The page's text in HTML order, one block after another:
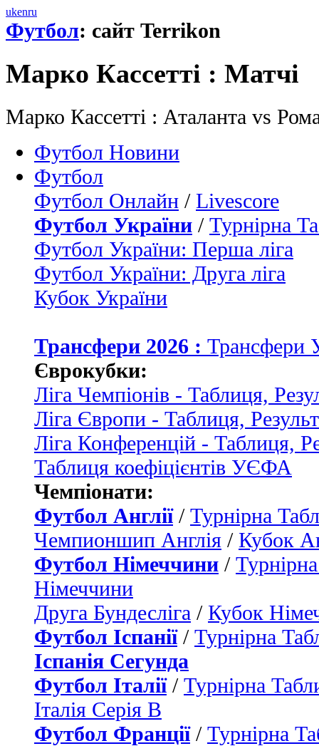
ukenru
Футбол: сайт Terrikon
Марко Кассеттi : Матчi
Марко Кассеттi : Аталанта vs
Футбол Новини
Футбол
Футбол Онлайн / Livescore
Футбол України / Турнірна
Футбол України: Перша ліга
Футбол України: Друга ліга
Кубок України
Трансфери 2026 : Трансфери
Єврокубки:
Ліга Чемпіонів - Таблиця,
Ліга Європи - Таблиця,
Ліга Конференцій - Таблиця,
Таблиця коефіцієнтів УЄФА
Чемпіонати:
Футбол Англії/ Турнірна
Чемпионшип Англія / Кубок
Футбол Німеччини /
Німеччини
Друга Бундесліга / Кубок
Футбол Іспанії/ Турнірна
Іспанія Сегунда
Футбол Італії/ Турнірна
Італія Серія B
Футбол Франції/ Турнірна